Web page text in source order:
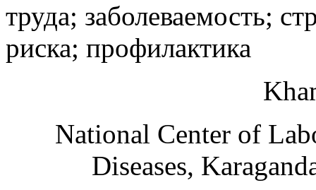
труда; заболеваемость;
риска; профилактика
National Center of
Diseases,